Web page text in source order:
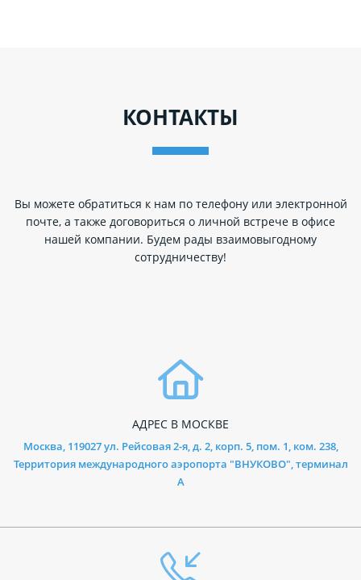
КОНТАКТЫ
Вы можете обратиться к нам по телефону или электронной
почте, а также договориться о личной встрече в офисе
нашей компании. Будем рады взаимовыгодному
сотрудничеству!
АДРЕС В МОСКВЕ
Москва, 119027 ул. Рейсовая 2-я, д. 2, корп. 5, пом. 1, ком. 238,
Территория международного аэропорта "ВНУКОВО", терминал
А